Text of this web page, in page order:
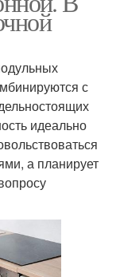
с
идеально
а планирует